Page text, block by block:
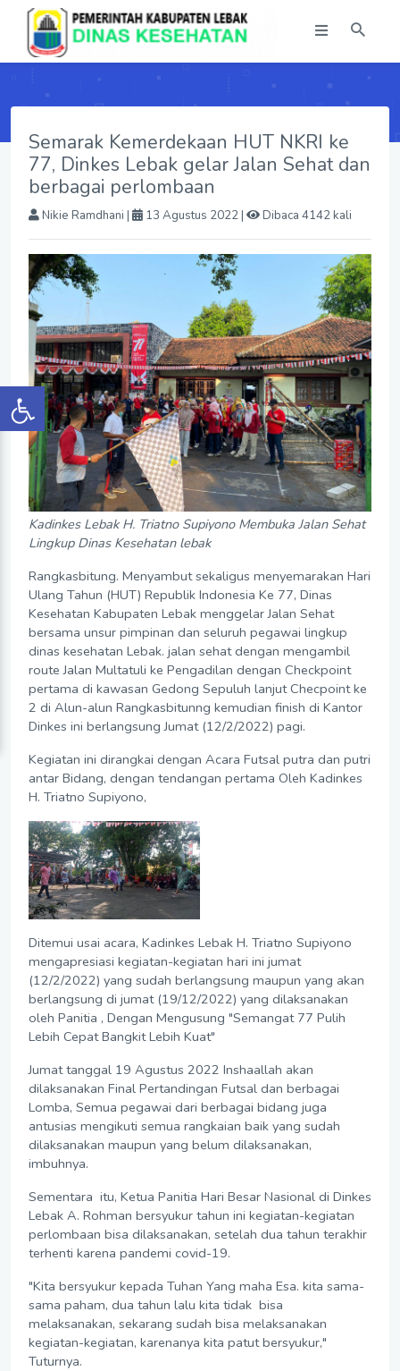
Semarak Kemerdekaan HUT NKRI ke
77, Dinkes Lebak gelar Jalan Sehat dan
berbagai perlombaan
Nikie Ramdhani | 13 Agustus 2022 | Dibaca 4142 kali
Kadinkes Lebak H. Triatno Supiyono Membuka Jalan Sehat
Lingkup Dinas Kesehatan lebak
Rangkasbitung. Menyambut sekaligus menyemarakan Hari
Ulang Tahun (HUT) Republik Indonesia Ke 77, Dinas
Kesehatan Kabupaten Lebak menggelar Jalan Sehat
bersama unsur pimpinan dan seluruh pegawai lingkup
dinas kesehatan Lebak. jalan sehat dengan mengambil
route Jalan Multatuli ke Pengadilan dengan Checkpoint
pertama di kawasan Gedong Sepuluh lanjut Checpoint ke
2 di Alun-alun Rangkasbitunng kemudian finish di Kantor
Dinkes ini berlangsung Jumat (12/2/2022) pagi.
Kegiatan ini dirangkai dengan Acara Futsal putra dan putri
antar Bidang, dengan tendangan pertama Oleh Kadinkes
H. Triatno Supiyono,
Ditemui usai acara, Kadinkes Lebak H. Triatno Supiyono
mengapresiasi kegiatan-kegiatan hari ini jumat
(12/2/2022) yang sudah berlangsung maupun yang akan
berlangsung di jumat (19/12/2022) yang dilaksanakan
oleh Panitia , Dengan Mengusung "Semangat 77 Pulih
Lebih Cepat Bangkit Lebih Kuat"
Jumat tanggal 19 Agustus 2022 Inshaallah akan
dilaksanakan Final Pertandingan Futsal dan berbagai
Lomba, Semua pegawai dari berbagai bidang juga
antusias mengikuti semua rangkaian baik yang sudah
dilaksanakan maupun yang belum dilaksanakan,
imbuhnya.
Sementara itu, Ketua Panitia Hari Besar Nasional di Dinkes
Lebak A. Rohman bersyukur tahun ini kegiatan-kegiatan
perlombaan bisa dilaksanakan, setelah dua tahun terakhir
terhenti karena pandemi covid-19.
"Kita bersyukur kepada Tuhan Yang maha Esa. kita sama-
sama paham, dua tahun lalu kita tidak bisa
melaksanakan, sekarang sudah bisa melaksanakan
kegiatan-kegiatan, karenanya kita patut bersyukur,"
Tuturnya.